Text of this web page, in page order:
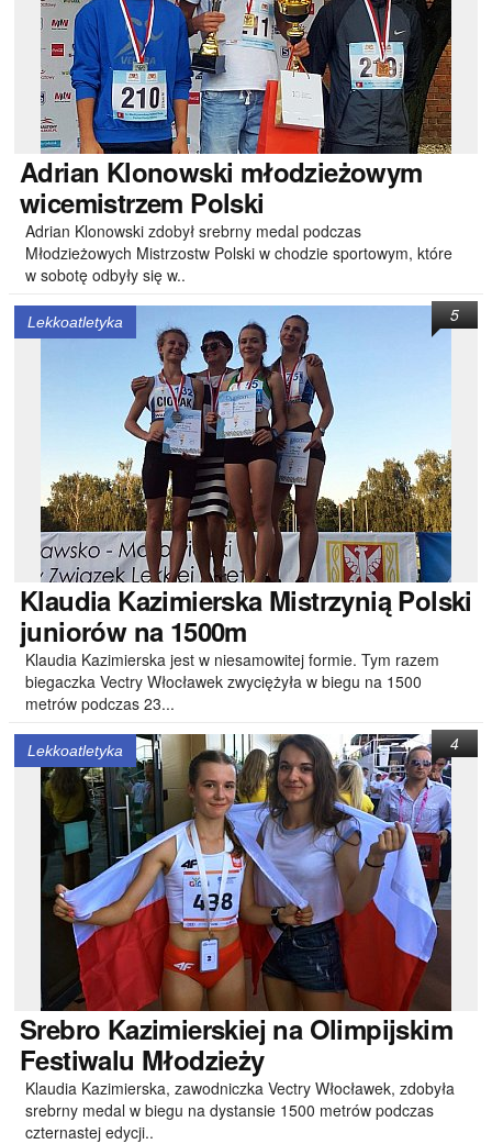
Adrian Klonowski młodzieżowym
wicemistrzem Polski
Adrian Klonowski zdobył srebrny medal podczas
Młodzieżowych Mistrzostw Polski w chodzie sportowym, które
w sobotę odbyły się w..
Lekkoatletyka
KlaudiaKazimierska Mistrzynią Polski
juniorów na 1500m
Klaudia Kazimierska jest w niesamowitej formie. Tym razem
biegaczka Vectry Włocławek zwyciężyła w biegu na 1500
metrów podczas 23...
5
Lekkoatletyka
Srebro Kazimierskiej na Olimpijskim
Festiwalu Młodzieży
Klaudia Kazimierska, zawodniczka Vectry Włocławek, zdobyła
srebrny medal w biegu na dystansie 1500 metrów podczas
czternastej edycji..
4